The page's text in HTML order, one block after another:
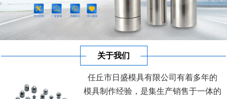
关于我们
任丘市日盛模具有限公司有着多年的
模具制作经验，是集生产销售于一体的